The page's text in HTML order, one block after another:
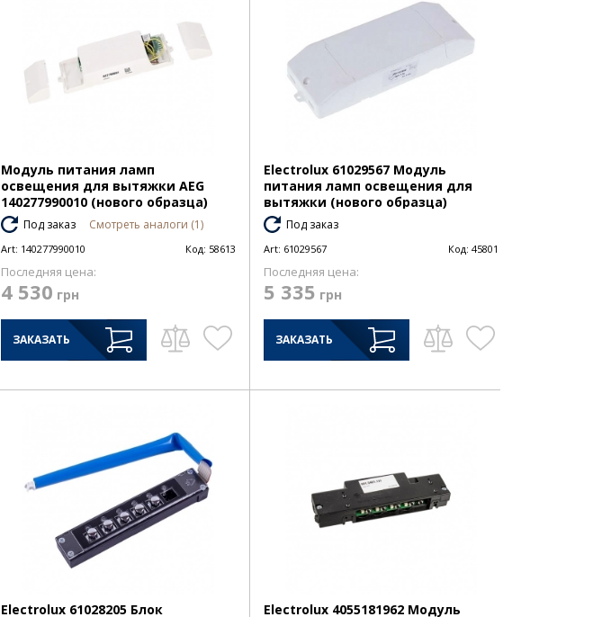
Модуль питания ламп
освещения для вытяжки AEG
140277990010 (нового образца)
Под заказ Смотреть аналоги (1)
Art: 140277990010 Код: 58613
Последняя цена:
4 530 грн
ЗАКАЗАТЬ
Electrolux 61029567 Модуль
питания ламп освещения для
вытяжки (нового образца)
Под заказ
Art: 61029567 Код: 45801
Последняя цена:
5 335 грн
ЗАКАЗАТЬ
Electrolux 61028205 Блок
Electrolux 4055181962 Модуль